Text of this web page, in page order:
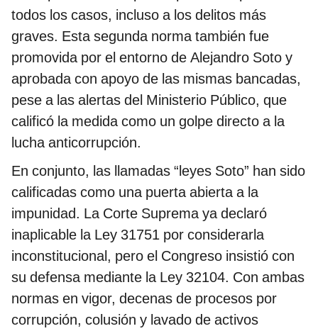
todos los casos, incluso a los delitos más
graves. Esta segunda norma también fue
promovida por el entorno de Alejandro Soto y
aprobada con apoyo de las mismas bancadas,
pese a las alertas del Ministerio Público, que
calificó la medida como un golpe directo a la
lucha anticorrupción.
En conjunto, las llamadas “leyes Soto” han sido
calificadas como una puerta abierta a la
impunidad. La Corte Suprema ya declaró
inaplicable la Ley 31751 por considerarla
inconstitucional, pero el Congreso insistió con
su defensa mediante la Ley 32104. Con ambas
normas en vigor, decenas de procesos por
corrupción, colusión y lavado de activos